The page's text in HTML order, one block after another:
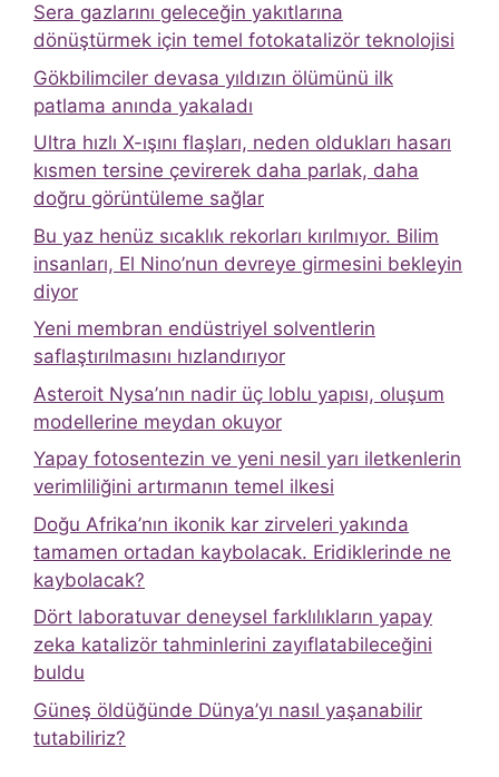
Sera gazlarını geleceğin yakıtlarına
dönüştürmek için temel fotokatalizör teknolojisi
Gökbilimciler devasa yıldızın ölümünü ilk
patlama anında yakaladı
Ultra hızlı X-ışını flaşları, neden oldukları hasarı
kısmen tersine çevirerek daha parlak, daha
doğru görüntüleme sağlar
Bu yaz henüz sıcaklık rekorları kırılmıyor. Bilim
insanları, El Nino’nun devreye girmesini bekleyin
diyor
Yeni membran endüstriyel solventlerin
saflaştırılmasını hızlandırıyor
Asteroit Nysa’nın nadir üç loblu yapısı, oluşum
modellerine meydan okuyor
Yapay fotosentezin ve yeni nesil yarı iletkenlerin
verimliliğini artırmanın temel ilkesi
Doğu Afrika’nın ikonik kar zirveleri yakında
tamamen ortadan kaybolacak. Eridiklerinde ne
kaybolacak?
Dört laboratuvar deneysel farklılıkların yapay
zeka katalizör tahminlerini zayıflatabileceğini
buldu
Güneş öldüğünde Dünya’yı nasıl yaşanabilir
tutabiliriz?